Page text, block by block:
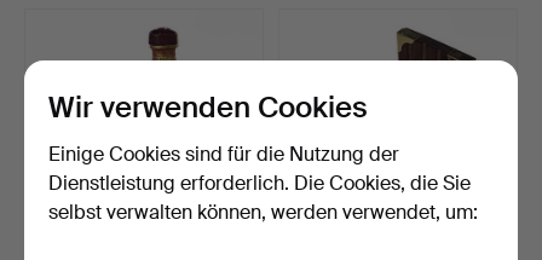
Wir verwenden Cookies
Einige Cookies sind für die Nutzung der
Dienstleistung erforderlich. Die Cookies, die Sie
selbst verwalten können, werden verwendet, um: